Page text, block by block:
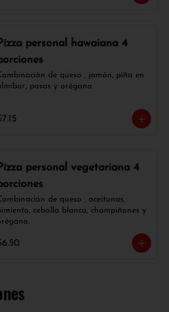
Pizza personal hawaiana 4
de queso , jamón, piña en
pasas y orégano.
Pizza personal vegetariana 4
de queso , aceitunas,
cebolla blanca, champiñones y